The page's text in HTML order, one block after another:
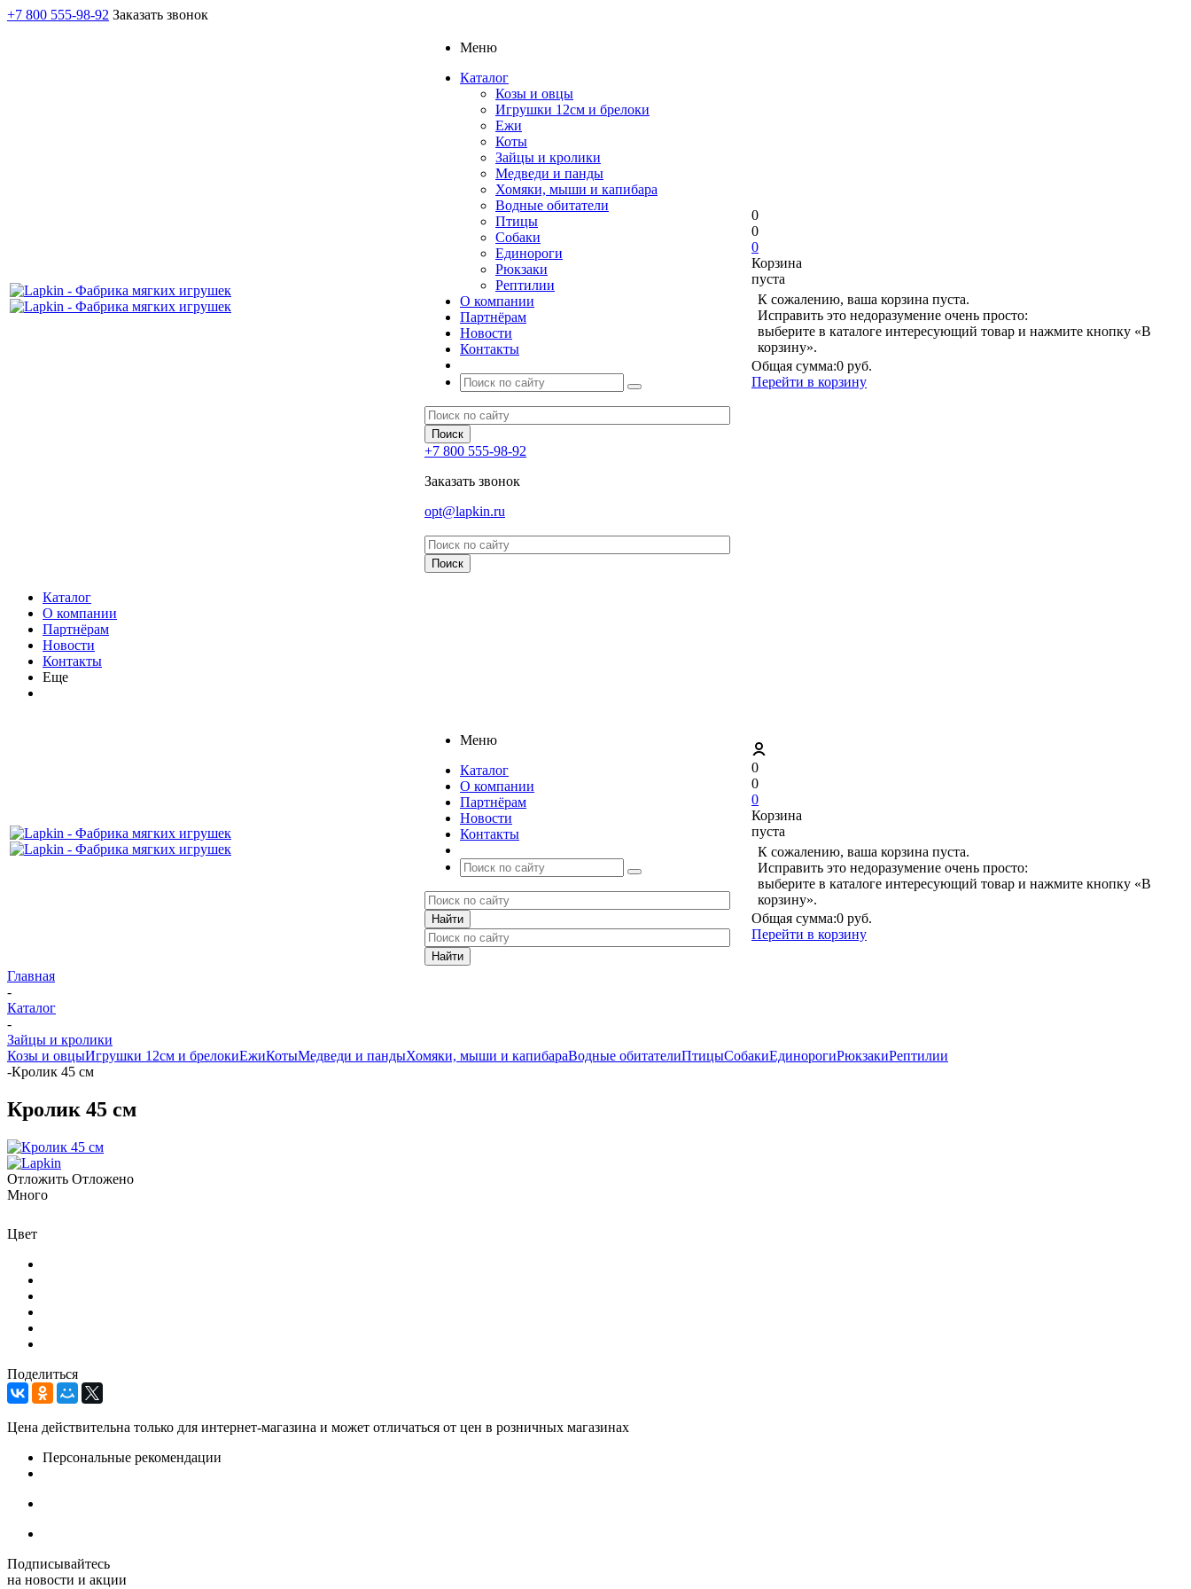
+7 800 555-98-92 Заказать звонок
Меню
Каталог
Козы и овцы
Игрушки 12см и брелоки
Ежи
Коты
Зайцы и кролики
Медведи и панды
Хомяки, мыши и капибара
Водные обитатели
Птицы
Собаки
Единороги
Рюкзаки
Рептилии
О компании
Партнёрам
Новости
Контакты
+7 800 555-98-92
Заказать звонок
opt@lapkin.ru
0
0
0
Корзина
пуста
К сожалению, ваша корзина пуста.
Исправить это недоразумение очень просто:
выберите в каталоге интересующий товар и нажмите кнопку «В
корзину».
Общая сумма:0 руб.
Перейти в корзину
Каталог
О компании
Партнёрам
Новости
Контакты
Еще
Меню
Каталог
О компании
Партнёрам
Новости
Контакты
0
0
0
Корзина
пуста
К сожалению, ваша корзина пуста.
Исправить это недоразумение очень просто:
выберите в каталоге интересующий товар и нажмите кнопку «В
корзину».
Общая сумма:0 руб.
Перейти в корзину
Главная
-
Каталог
-
Зайцы и кролики
Козы и овцыИгрушки 12см и брелокиЕжиКотыМедведи и пандыХомяки, мыши и капибараВодные обитателиПтицыСобакиЕдинорогиРюкзакиРептилии
-Кролик 45 см
Кролик 45 см
Отложить Отложено
Много
Цвет
Поделиться
Цена действительна только для интернет-магазина и может отличаться от цен в розничных магазинах
Персональные рекомендации
Подписывайтесь
на новости и акции